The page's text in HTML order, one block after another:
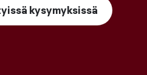
kysymyksissä